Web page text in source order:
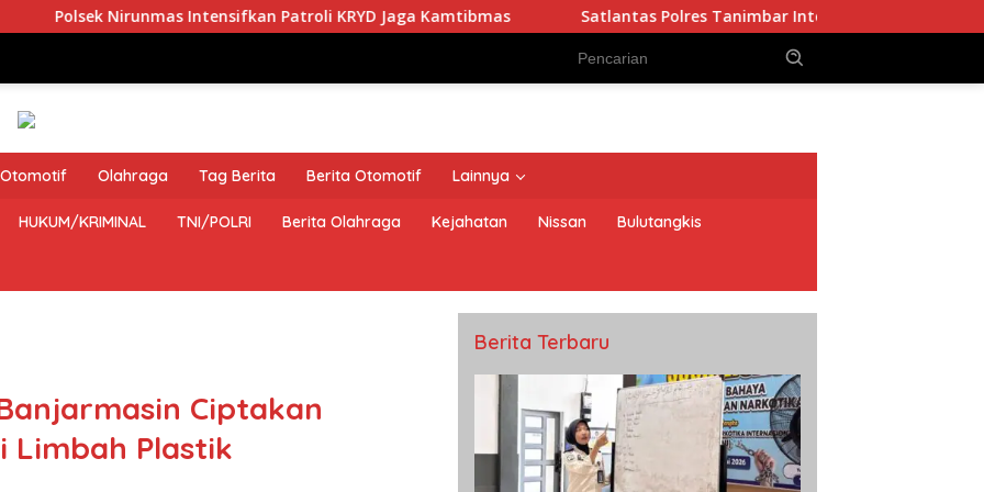
Intensifkan Patroli KRYD Jaga Kamtibmas Satlantas Polres Tanimbar Intensifkan Pengaturan Lalu Lintas
Otomotif Olahraga Tag Berita Berita Otomotif Lainnya
HUKUM/KRIMINAL TNI/POLRI Berita Olahraga Kejahatan Nissan Bulutangkis
Ciptakan
Limbah Plastik
Berita Terbaru